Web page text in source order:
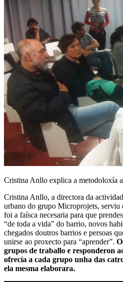
Cristina Anllo explica a metodoloxía
Cristina Anllo, a directora da
urbano do grupo Microprojets, serviu
foi a faísca necesaria para que
“de toda a vida” do barrio, novos
chegados doutros barrios e persoas
unirse ao proxecto para “aprender”.
grupos de traballo e responderon
ofrecía a cada grupo unha das
ela mesma elaborara.